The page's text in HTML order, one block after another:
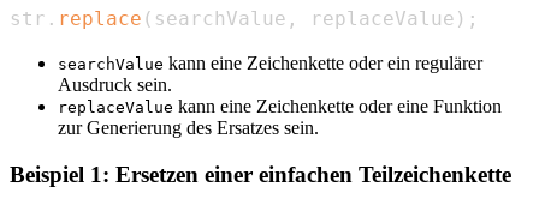
str . replace ( searchValue , replaceValue ) ;
searchValue kann eine Zeichenkette oder ein regulärer
Ausdruck sein.
replaceValue kann eine Zeichenkette oder eine Funktion
zur Generierung des Ersatzes sein.
Beispiel 1: Ersetzen einer einfachen Teilzeichenkette